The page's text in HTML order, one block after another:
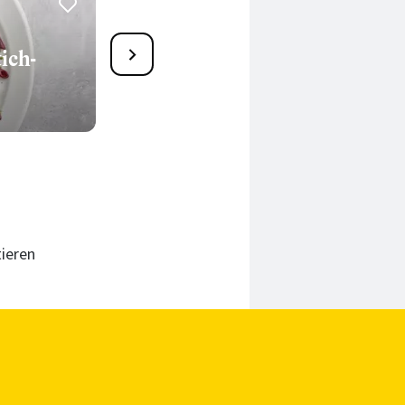
2
One Pot Pasta mit Erbsen
und Ricotta